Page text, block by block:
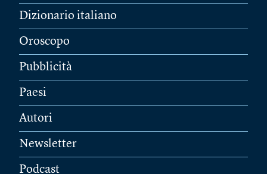
Dizionario italiano
Oroscopo
Pubblicità
Paesi
Autori
Newsletter
Podcast